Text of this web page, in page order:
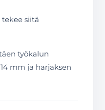
siitä
työkalun
mm ja harjaksen